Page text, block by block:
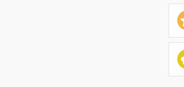
お
ニ